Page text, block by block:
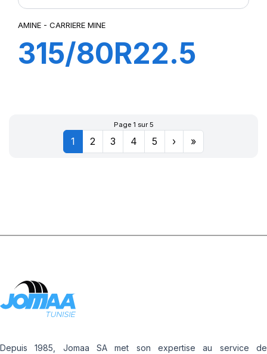
AMINE - CARRIERE MINE
315/80R22.5
D 156/150K
Page 1 sur 5
1 2 3 4 5 › »
Depuis 1985, Jomaa SA met son expertise au service de